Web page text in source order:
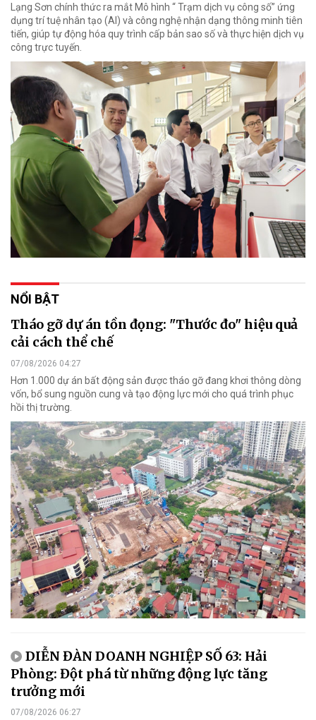
Lạng Sơn chính thức ra mắt Mô hình “ Trạm dịch vụ công số” ứng
dụng trí tuệ nhân tạo (AI) và công nghệ nhận dạng thông minh tiên
tiến, giúp tự động hóa quy trình cấp bản sao số và thực hiện dịch vụ
công trực tuyến.
NỔI BẬT
Tháo gỡ dự án tồn đọng: "Thước đo" hiệu quả
cải cách thể chế
07/08/2026 04:27
Hơn 1.000 dự án bất động sản được tháo gỡ đang khơi thông dòng
vốn, bổ sung nguồn cung và tạo động lực mới cho quá trình phục
hồi thị trường.
DIỄN ĐÀN DOANH NGHIỆP SỐ 63: Hải
Phòng: Đột phá từ những động lực tăng
trưởng mới
07/08/2026 06:27